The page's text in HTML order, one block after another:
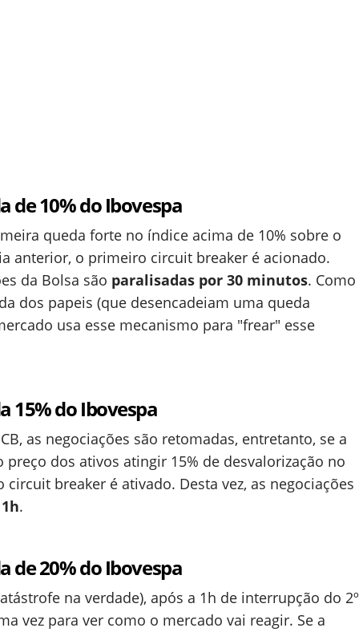
de 10% do Ibovespa
queda forte no índice acima de 10% sobre o
anterior, o primeiro circuit breaker é acionado.
da Bolsa são paralisadas por 30 minutos. Como
dos papeis (que desencadeiam uma queda
usa esse mecanismo para "frear" esse
15% do Ibovespa
as negociações são retomadas, entretanto, se a
dos ativos atingir 15% de desvalorização no
breaker é ativado. Desta vez, as negociações
.
de 20% do Ibovespa
na verdade), após a 1h de interrupção do 2º
vez para ver como o mercado vai reagir. Se a